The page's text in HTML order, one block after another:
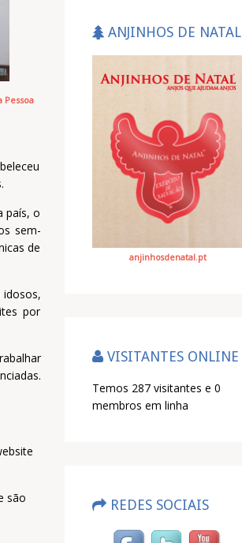
país, o
sem-
de
por
são
ANJINHOS DE NATAL
anjinhosdenatal.pt
VISITANTES ONLINE
Temos 287 visitantes e 0
membros em linha
REDES SOCIAIS